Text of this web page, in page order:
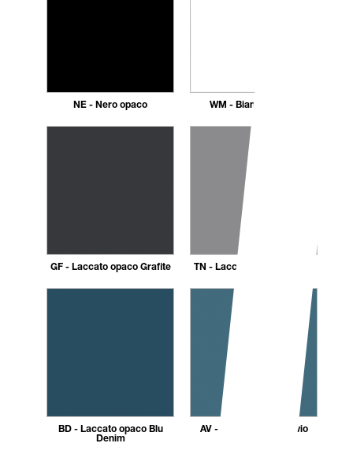
NE - Nero opaco WM - Bianco Opaco
GF - Laccato opaco Grafite TN - Laccato opaco Titanio
BD - Laccato opaco Blu
Denim
AV - Laccato opaco Avio